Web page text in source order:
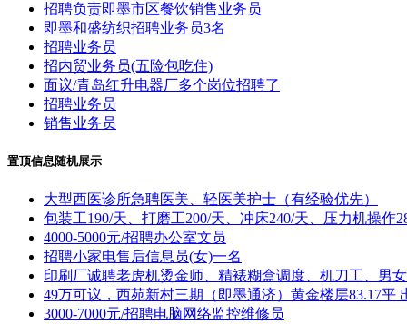
招聘负责即墨市区餐饮销售业务员
即墨和盛纺织招聘业务员3名
招聘业务员
招内贸业务员(五险包吃住)
面议/青岛红升电器厂多个岗位招聘了
招聘业务员
销售业务员
置顶信息随机展示
大型西医诊所急聘医美、轻医美护士（有经验优先）
包装工190/天、打磨工200/天、冲床240/天、压力机操作
4000-5000元/招聘办公室文员
招聘小家电售后信息员(女)一名
印刷厂诚聘老虎机烫金师、精裱糊盒调度、机刀工、男
49万可议，西苑新村三期（即墨通济）黄金楼层83.17平
3000-7000元/招聘电脑网络监控维修员